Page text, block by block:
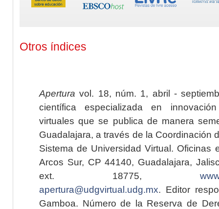
Otros índices
Apertura vol. 18, núm. 1, abril -
científica especializada en
virtuales que se publica de manera
Guadalajara, a través de la Coordinación
Sistema de Universidad Virtual. Oficinas
Arcos Sur, CP 44140, Guadalajara,
ext. 18775,
apertura@udgvirtual.udg.mx. Editor
Gamboa. Número de la Reserva de